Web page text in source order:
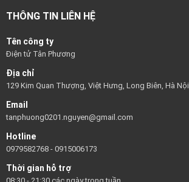
THÔNG TIN LIÊN HỆ
Tên công ty
Điện tử Tân Phương
Địa chỉ
129 Kim Quan Thượng, Việt Hưng, Long Biên, Hà Nội
Email
tanphuong0201.nguyen@gmail.com
Hotline
0979582768 - 0915006173
Thời gian hỗ trợ